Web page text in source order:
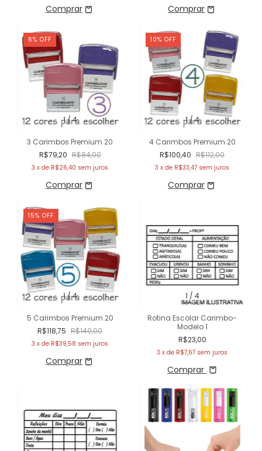
1/4
6% OFF
3 Carimbos Premium 20
R$79,20 R$84,00
3 x de R$26,40 sem juros
1/4
10% OFF
4 Carimbos Premium 20
R$100,40 R$112,00
3 x de R$33,47 sem juros
1/4
15% OFF
5 Carimbos Premium 20
R$118,75 R$140,00
3 x de R$39,58 sem juros
1 / 4
Rotina Escolar Carimbo-
Modelo 1
R$23,00
3 x de R$7,67 sem juros
Comprar